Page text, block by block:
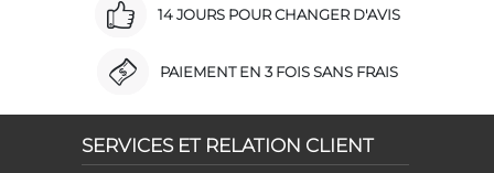
14 JOURS POUR CHANGER D'AVIS
PAIEMENT EN 3 FOIS SANS FRAIS
SERVICES ET RELATION CLIENT